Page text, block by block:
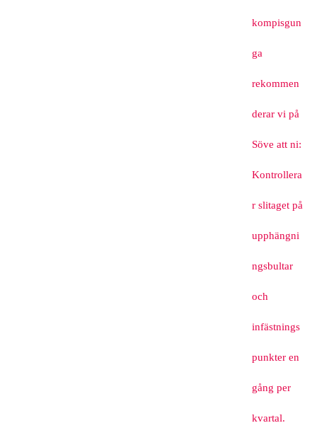
kompisgun
ga
rekommen
derar vi på
Söve att ni:
Kontrollera
r slitaget på
upphängni
ngsbultar
och
infästnings
punkter en
gång per
kvartal.